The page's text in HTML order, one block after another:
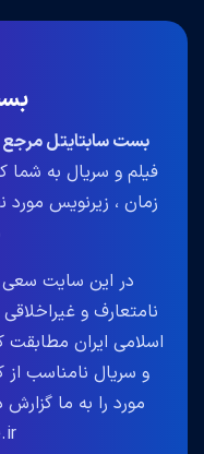
بست سابتایتل مرجع
فیلم و سریال به شما
زمان ، زیرنویس
در این سایت سعی
نامتعارف و
اسلامی ایران
و سریال نامناسب
مورد را به ما